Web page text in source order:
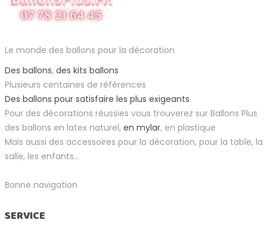
Le monde des ballons pour la décoration
Des ballons, des kits ballons
Plusieurs centaines de références
Des ballons pour satisfaire les plus exigeants
Pour des décorations réussies vous trouverez sur Ballons Plus
des ballons en latex naturel, en mylar, en plastique
Mais aussi des accessoires pour la décoration, pour la table, la
salle, les enfants...
Bonne navigation
SERVICE